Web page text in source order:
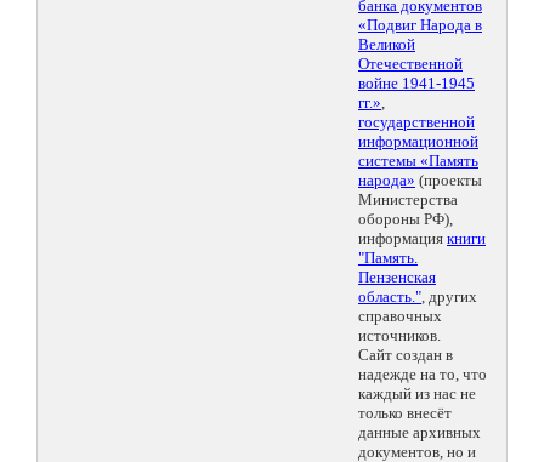
банка документов
«Подвиг Народа в
Великой
Отечественной
войне 1941-1945
гг.»,
государственной
информационной
системы «Память
народа» (проекты
Министерства
обороны РФ),
информация книги
"Память.
Пензенская
область.", других
справочных
источников.
Сайт создан в
надежде на то, что
каждый из нас не
только внесёт
данные архивных
документов, но и